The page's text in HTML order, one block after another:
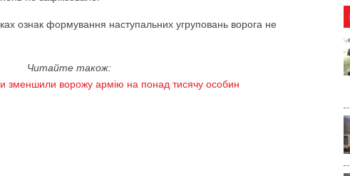
ознак формування наступальних угруповань ворога не
Читайте також:
зменшили ворожу армію на понад тисячу особин